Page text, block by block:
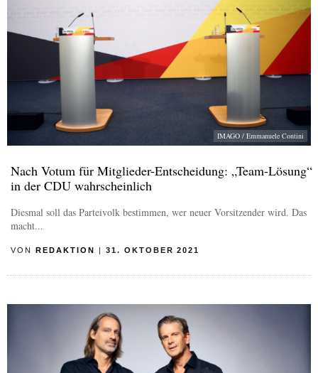
IMAGO / Emmanuele Contini
Nach Votum für Mitglieder-Entscheidung: „Team-Lösung“
in der CDU wahrscheinlich
Diesmal soll das Parteivolk bestimmen, wer neuer Vorsitzender wird. Das
macht...
VON REDAKTION 31. OKTOBER 2021